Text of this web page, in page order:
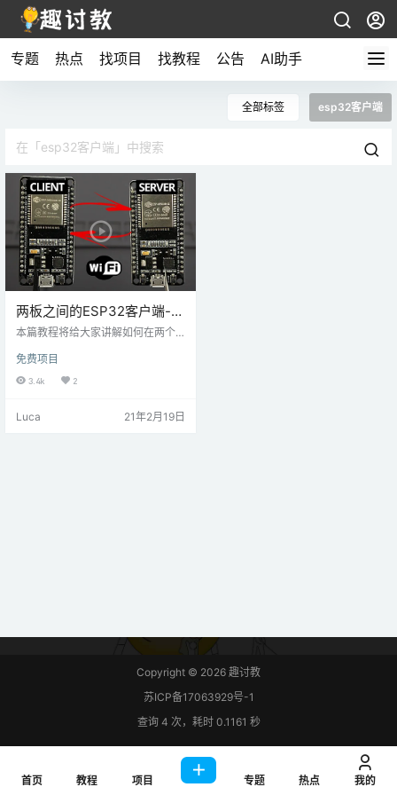
专题 热点 找项目 找教程 公告 AI助手
全部标签 esp32客户端
两板之间的ESP32客户端-服
务器Wi-Fi通信
本篇教程将给大家讲解如何在两个E
过Wi-Fi在不连接互联网（路由器）
的情况下交换数据。简而言之，您
发板将使用Arduino IDE进行编程。
免费项目
3.4k 2
Luca 21年2月19日
Copyright © 2026 趣讨教
苏ICP备17063929号-1
查询 4 次，耗时 0.1161 秒
首页 教程 项目 专题 热点 我的